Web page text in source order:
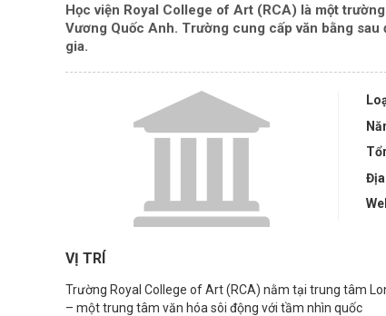
Học viện Royal College of Art (RCA) là một
Vương Quốc Anh. Trường cung cấp văn bằng
gia.
VỊ TRÍ
Trường Royal College of Art (RCA) nằm tại trung tâm
– một trung tâm văn hóa sôi động với tầm nhìn quốc